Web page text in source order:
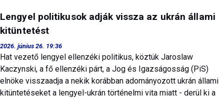
Lengyel politikusok adják vissza az ukrán állami
kitüntetést
2026. június 26. 19:36
Hat vezető lengyel ellenzéki politikus, köztük Jaroslaw
Kaczynski, a fő ellenzéki párt, a Jog és Igazságosság (PiS)
elnöke visszaadja a nekik korábban adományozott ukrán állami
kitüntetéseket a lengyel-ukrán történelmi vita miatt - derül ki a